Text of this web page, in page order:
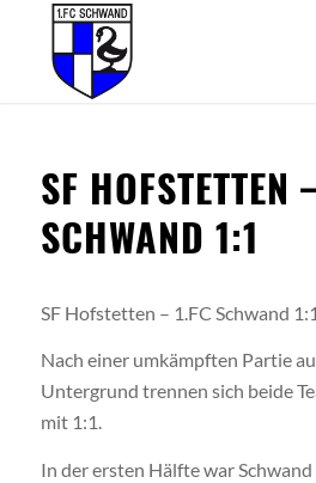
SF HOFSTETTEN
SCHWAND 1:1
SF Hofstetten – 1.FC Schwand 1:1
Nach einer umkämpften Partie
Untergrund trennen sich beide
mit 1:1.
In der ersten Hälfte war